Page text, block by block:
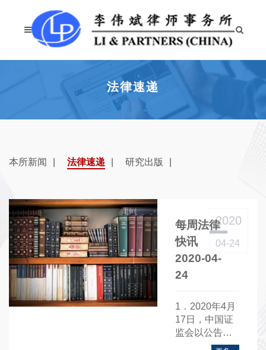
法律速递
本所新闻 法律速递 研究出版
每周法律
快讯
2020-04-
24
2020
04-24
1．2020年4月
17日，中国证
监会以公告
〔2020〕23号